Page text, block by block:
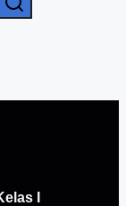
I